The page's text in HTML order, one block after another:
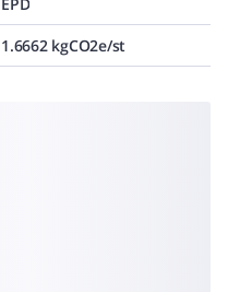
1.6662 kgCO2e/st